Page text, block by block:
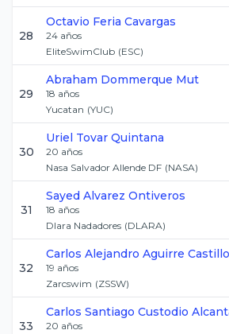
28
Octavio Feria Cavargas
24 años
EliteSwimClub (ESC)
29
Abraham Dommerque Mut
18 años
Yucatan (YUC)
30
Uriel Tovar Quintana
20 años
Nasa Salvador Allende DF (NASA)
31
Sayed Alvarez Ontiveros
18 años
Dlara Nadadores (DLARA)
32
Carlos Alejandro Aguirre Castillo
19 años
Zarcswim (ZSSW)
33
Carlos Santiago Custodio
20 años